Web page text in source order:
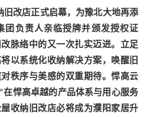
旧改店正式启幕，为豫北大地再添
团负责人亲临授牌并颁发授权证
脉络中的又一次扎实迈进。立足
以系统化收纳解决方案，唤醒旧
秩序与美感的双重期待。悍高云
悍高卓越的产品体系与用心服务
收纳旧改店必将成为濮阳家居升